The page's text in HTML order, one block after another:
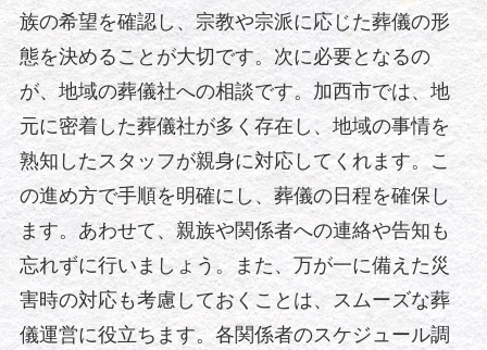
族の希望を確認し、宗教や宗派に応じた葬儀の形
態を決めることが大切です。次に必要となるの
が、地域の葬儀社への相談です。加西市では、地
元に密着した葬儀社が多く存在し、地域の事情を
熟知したスタッフが親身に対応してくれます。こ
の進め方で手順を明確にし、葬儀の日程を確保し
ます。あわせて、親族や関係者への連絡や告知も
忘れずに行いましょう。また、万が一に備えた災
害時の対応も考慮しておくことは、スムーズな葬
儀運営に役立ちます。各関係者のスケジュール調